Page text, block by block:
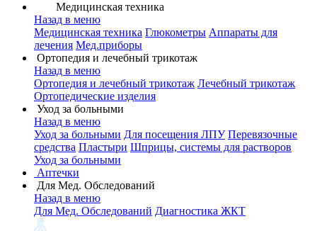
Медицинская техника
Назад в меню
Медицинская техника Глюкометры Аппараты для
лечения Мед.приборы
Ортопедия и лечебный трикотаж
Назад в меню
Ортопедия и лечебный трикотаж Лечебный трикотаж
Ортопедические изделия
Уход за больными
Назад в меню
Уход за больными Для посещения ЛПУ Перевязочные
средства Пластыри Шприцы, системы для растворов
Уход за больными
Аптечки
Для Мед. Обследований
Назад в меню
Для Мед. Обследований Диагностика ЖКТ